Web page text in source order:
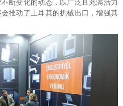
推动了土耳其的机械出口，增强其